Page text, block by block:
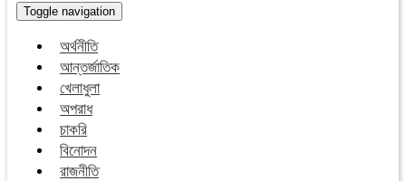
Toggle navigation
অর্থনীতি
আন্তর্জাতিক
খেলাধুলা
অপরাধ
চাকরি
বিনোদন
রাজনীতি